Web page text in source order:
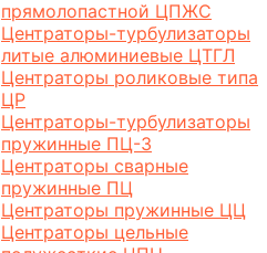
прямолопастной ЦПЖС
Центраторы-турбулизаторы
литые алюминиевые ЦТГЛ
Центраторы роликовые типа
ЦР
Центраторы-турбулизаторы
пружинные ПЦ-3
Центраторы сварные
пружинные ПЦ
Центраторы пружинные ЦЦ
Центраторы цельные